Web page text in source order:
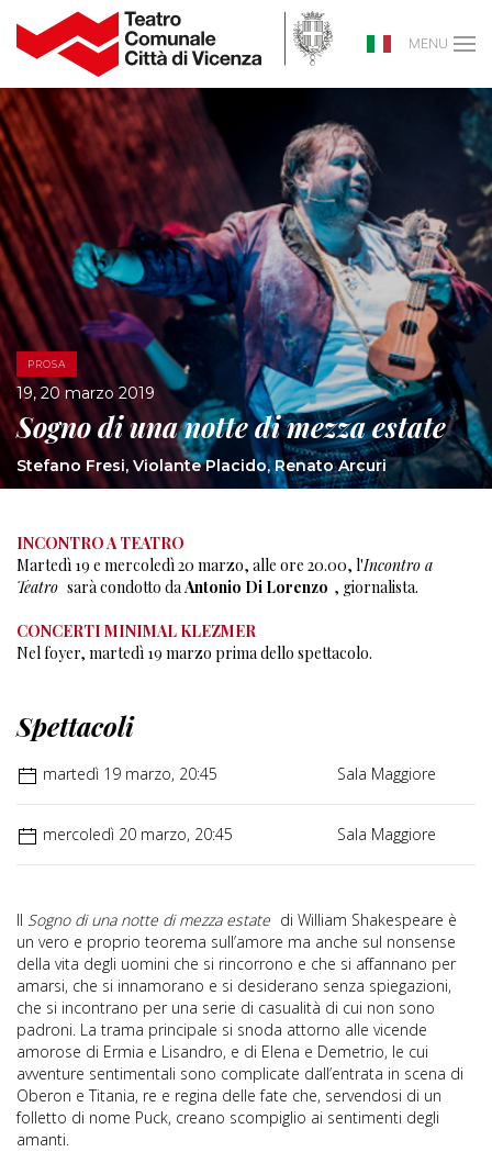
MENU
PROSA
19, 20 marzo 2019
Sogno di una notte di mezza estate
Stefano Fresi, Violante Placido, Renato Arcuri
INCONTRO A TEATRO
Martedì 19 e mercoledì 20 marzo, alle ore 20.00, l'Incontro a
Teatro sarà condotto daAntonio Di Lorenzo , giornalista.
CONCERTI MINIMAL KLEZMER
Nel foyer, martedì 19 marzo prima dello spettacolo.
Spettacoli
martedì 19 marzo, 20:45 Sala Maggiore
mercoledì 20 marzo, 20:45 Sala Maggiore
Il Sogno di una notte di mezza estate di William Shakespeare è
un vero e proprio teorema sull’amore ma anche sul nonsense
della vita degli uomini che si rincorrono e che si affannano per
amarsi, che si innamorano e si desiderano senza spiegazioni,
che si incontrano per una serie di casualità di cui non sono
padroni. La trama principale si snoda attorno alle vicende
amorose di Ermia e Lisandro, e di Elena e Demetrio, le cui
avventure sentimentali sono complicate dall’entrata in scena di
Oberon e Titania, re e regina delle fate che, servendosi di un
folletto di nome Puck, creano scompiglio ai sentimenti degli
amanti.